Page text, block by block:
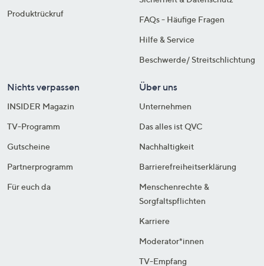
Produktrückruf
FAQs - Häufige Fragen
Hilfe & Service
Beschwerde/ Streitschlichtung
Nichts verpassen
INSIDER Magazin
TV-Programm
Gutscheine
Partnerprogramm
Für euch da
Über uns
Unternehmen
Das alles ist QVC
Nachhaltigkeit
Barrierefreiheitserklärung
Menschenrechte &
Sorgfaltspflichten
Karriere
Moderator*innen
TV-Empfang